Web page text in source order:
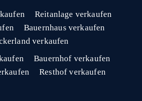
Reitanlage verkaufen
Bauernhaus verkaufen
verkaufen
Bauernhof verkaufen
Resthof verkaufen